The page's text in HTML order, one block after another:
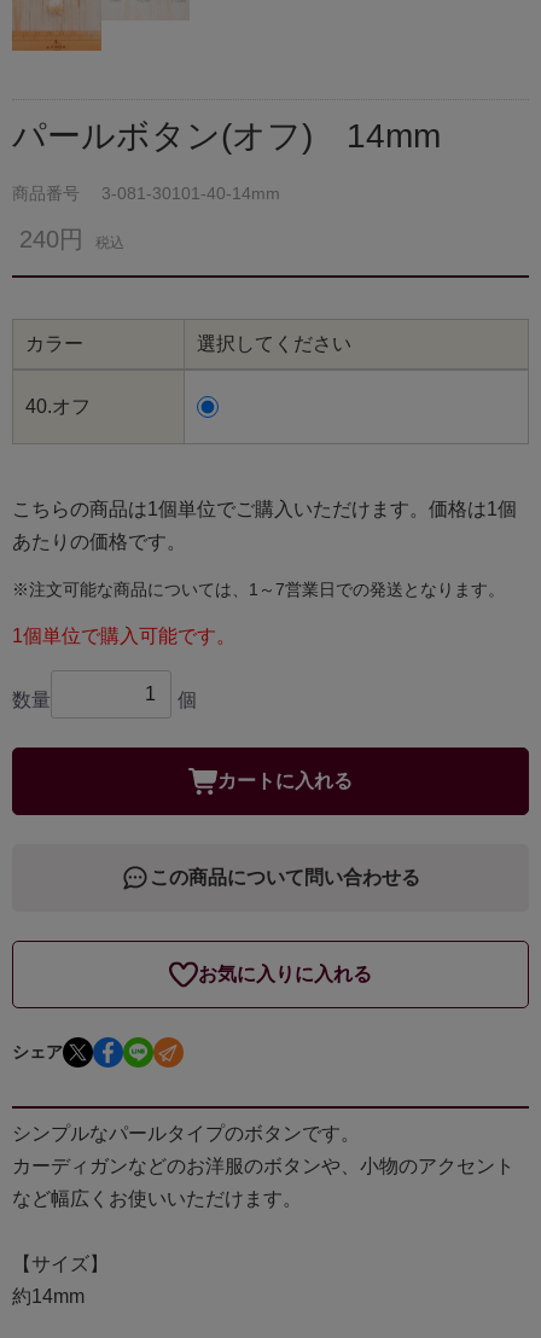
パールボタン(オフ) 14mm
商品番号 3-081-30101-40-14mm
240円 税込
カラー 選択してください
40.オフ
こちらの商品は1個単位でご購入いただけます。価格は1個
あたりの価格です。
※注文可能な商品については、1～7営業日での発送となります。
1個単位で購入可能です。
数量 個
カートに入れる
この商品について問い合わせる
お気に入りに入れる
シェア
シンプルなパールタイプのボタンです。
カーディガンなどのお洋服のボタンや、小物のアクセント
など幅広くお使いいただけます。
【サイズ】
約14mm